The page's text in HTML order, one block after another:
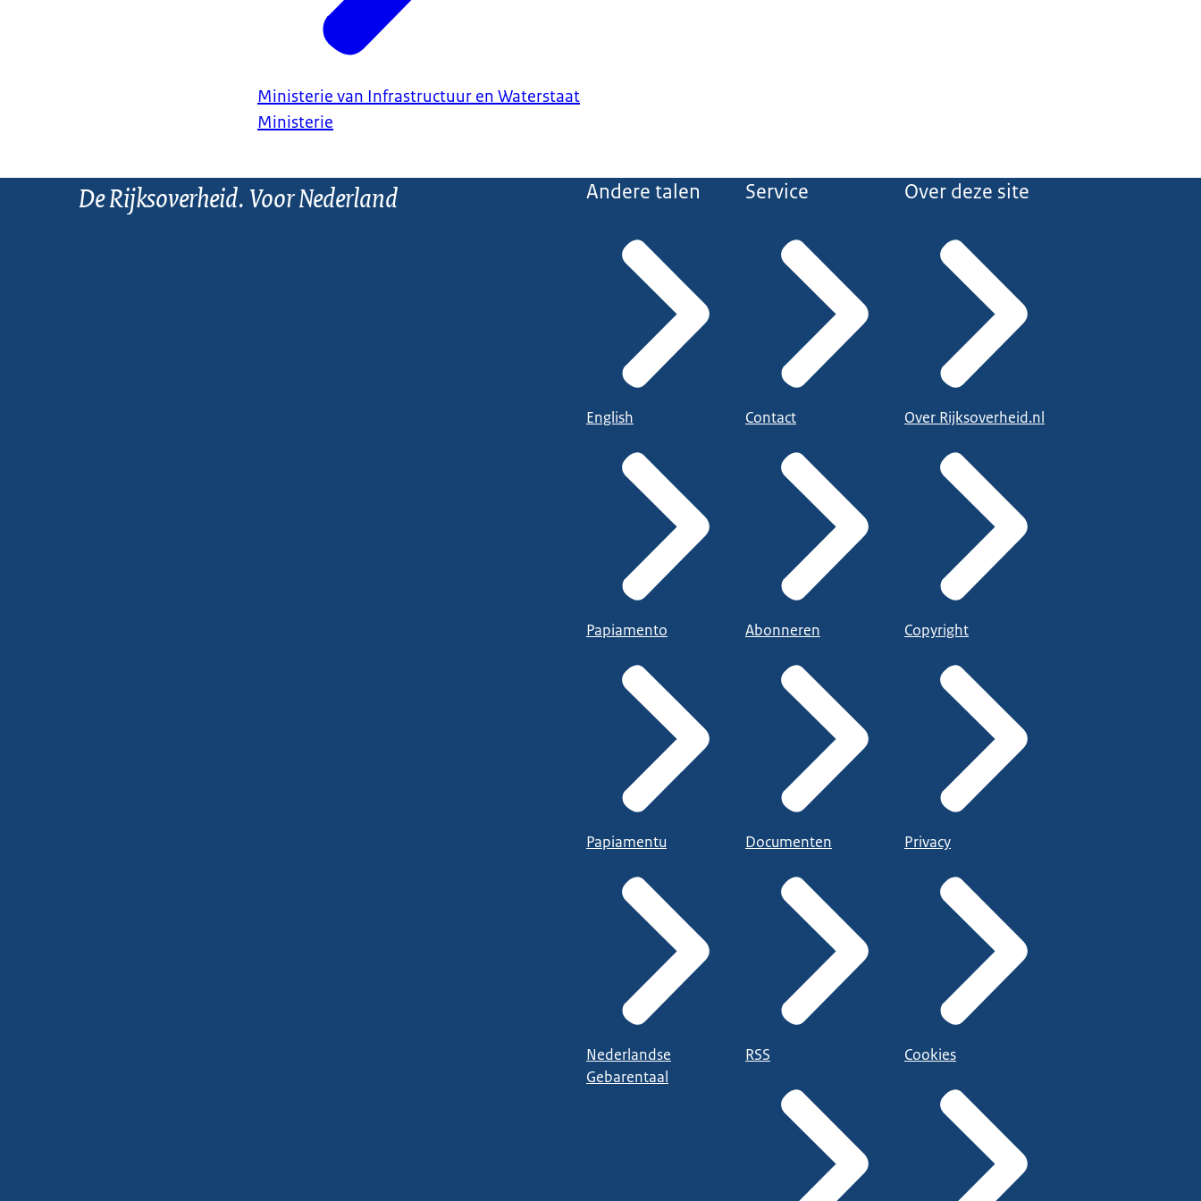
Ministerie van Infrastructuur en Waterstaat
Ministerie
De Rijksoverheid. Voor Nederland Andere talen
English
Papiamento
Papiamentu
Nederlandse
Gebarentaal
Service
Contact
Abonneren
Documenten
RSS
Over deze site
Over Rijksoverheid.nl
Copyright
Privacy
Cookies